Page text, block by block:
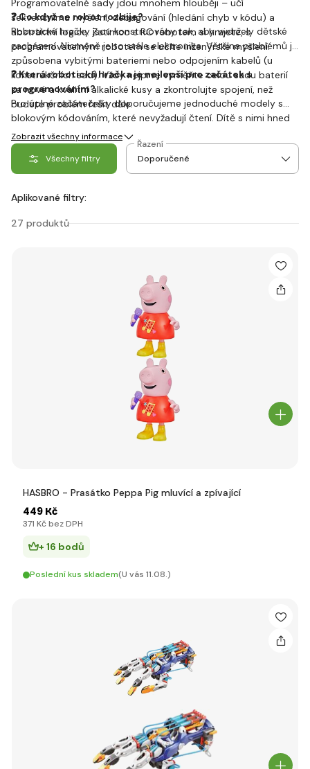
Programovatelné sady jdou mnohem hlouběji – učí
sekvenčnímu myšlení, debugování (hledání chyb v kódu) a
abstraktní logice. Zatímco s RC robotem si hrajete, s
programovatelným robotem se učíte inženýrské myšlení.
❓ Co když se robot rozbije?
Robotické hračky jsou konstruovány tak, aby vydržely dětské
zacházení. Nicméně je to stále elektronika. Většina problémů je
způsobena vybitými bateriemi nebo odpojením kabelů (u
konstrukčních sad). Vždy nejprve vyměňte celou sadu baterií
za nové a kvalitní alkalické kusy a zkontrolujte spojení, než
budete problém řešit dále.
❓ Která robotická hračka je nejlepší pro začátek s
programováním?
Pro úplné začátečníky doporučujeme jednoduché modely s
blokovým kódováním, které nevyžadují čtení. Dítě s nimi hned
vidí výsledek své práce. V nabídce hledejte modely určené pro
věk 5+ nebo 6+, které se často ovládají pomocí barevných
karet nebo jednoduchých tlačítek.
Zobrazit všechny informace
Všechny filtry
Řazení
Aplikované filtry:
27 produktů
HASBRO - Prasátko Peppa Pig mluvící a zpívající
449 Kč
371 Kč bez DPH
+ 16 bodů
Poslední kus skladem(U vás 11.08.)